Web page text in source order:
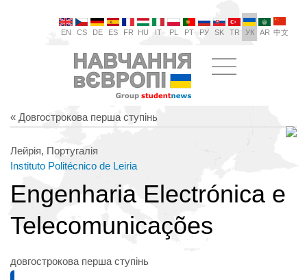
EN CS DE ES FR HU IT PL PT РУ SK TR УК AR 中文
« Довгострокова перша ступінь
Лейрія, Португалія
Instituto Politécnico de Leiria
Engenharia Electrónica e
Telecomunicações
довгострокова перша ступінь